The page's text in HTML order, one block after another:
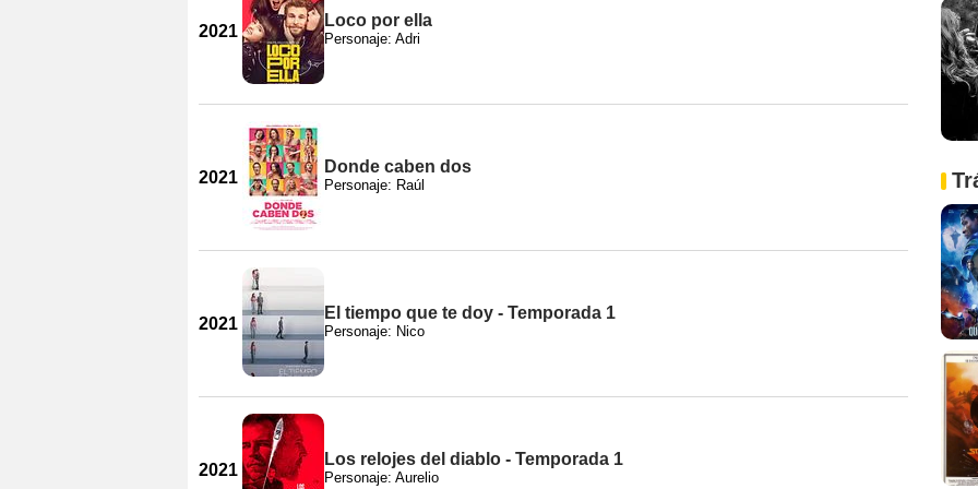
2021
Loco por ella
Personaje: Adri
2021
Donde caben dos
Personaje: Raúl
2021
El tiempo que te doy - Temporada 1
Personaje: Nico
2021
Los relojes del diablo - Temporada 1
Personaje: Aurelio